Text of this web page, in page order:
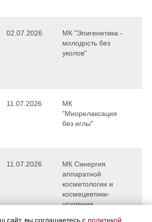
сайт, вы соглашаетесь с политикой
02.07.2026
МК "Эпигенетика -
молодость без
уколов"
11.07.2026
МК
"Миорелаксация
без иглы"
11.07.2026
МК Синергия
аппаратной
косметологии и
космецевтики-
усиление